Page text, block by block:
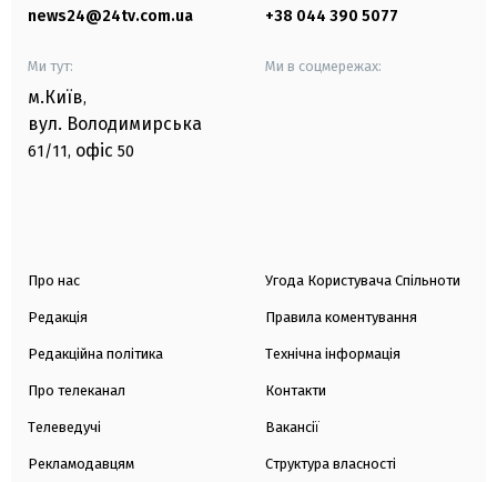
news24@24tv.com.ua +38 044 390 5077
Ми тут:
м.Київ,
вул. Володимирська
61/11, офіс 50
Ми в соцмережах:
Про нас
Редакція
Редакційна політика
Про телеканал
Телеведучі
Рекламодавцям
Угода Користувача Спільноти
Правила коментування
Технічна інформація
Контакти
Вакансії
Структура власності